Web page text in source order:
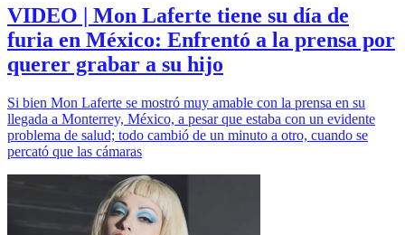
VIDEO | Mon Laferte tiene su día de
furia en México: Enfrentó a la prensa por
querer grabar a su hijo
Si bien Mon Laferte se mostró muy amable con la prensa en su
llegada a Monterrey, México, a pesar que estaba con un evidente
problema de salud; todo cambió de un minuto a otro, cuando se
percató que las cámaras